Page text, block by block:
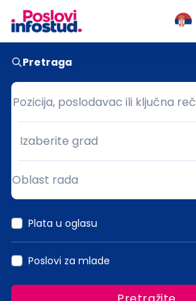
Pretraga
Pozicija, poslodavac ili ključna reč
Pozicija, poslodavac ili ključna reč
Grad
Izaberite grad
Oblast rada
Plata u oglasu
Poslovi za mlade